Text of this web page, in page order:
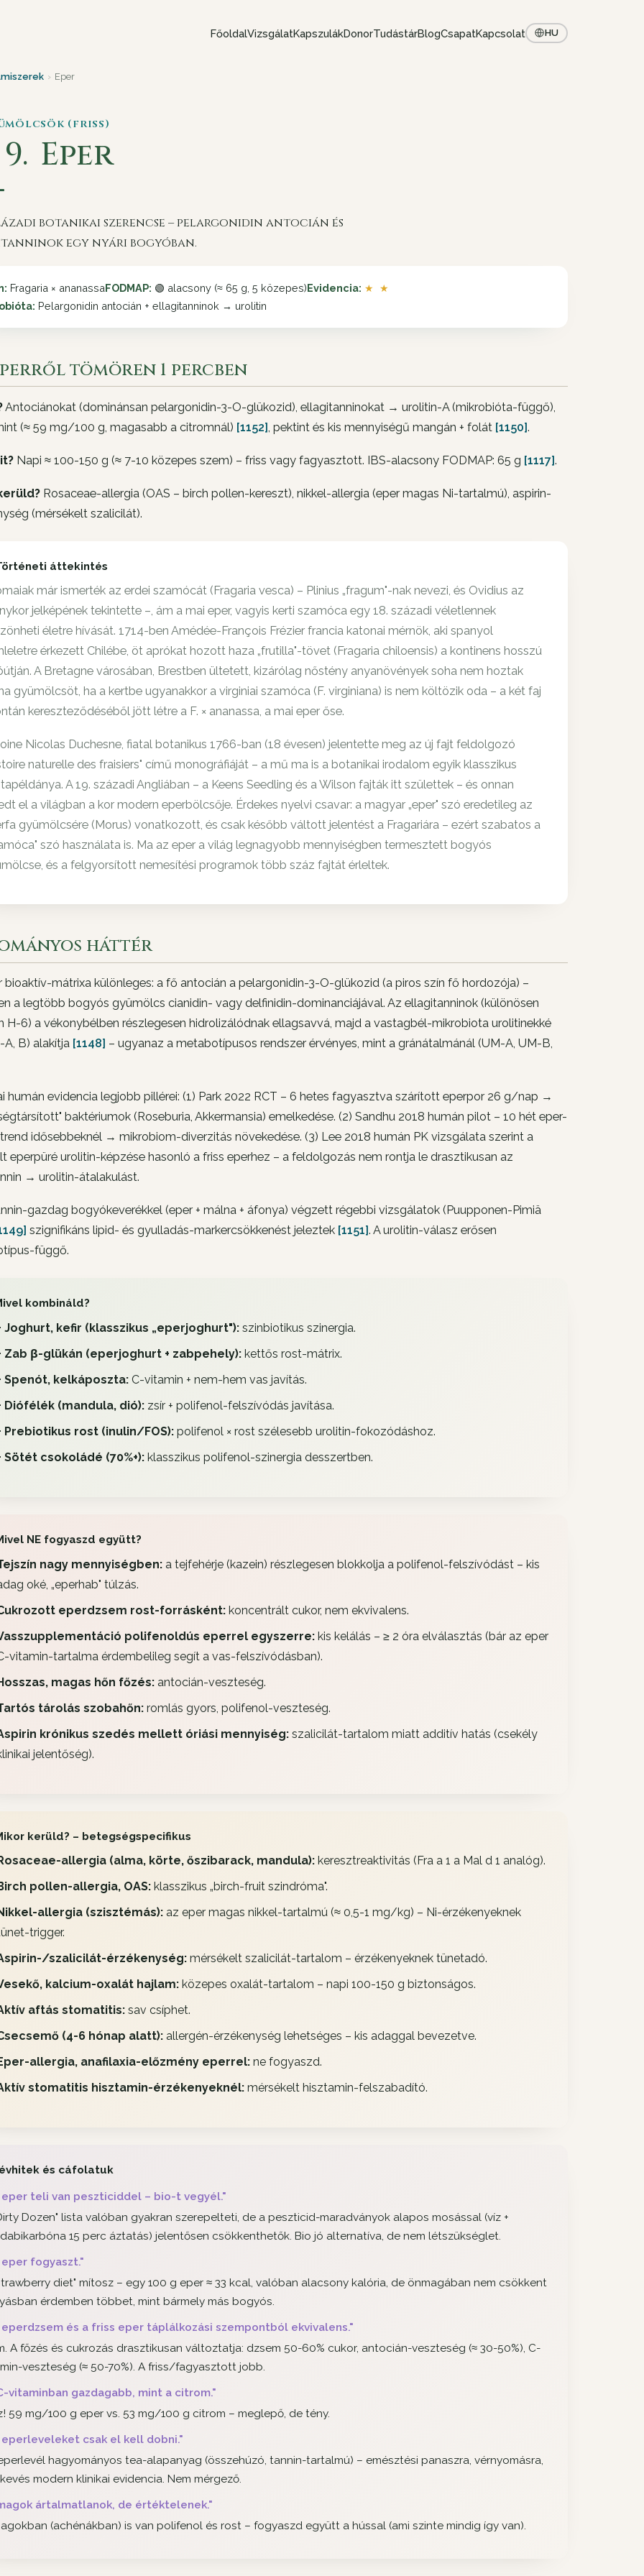
FőoldalVizsgálatKapszulákDonorTudástárBlogCsapatKapcsolat HU
› Eper
(friss)
Eper
botanikai szerencse – pelargonidin antocián és
egy nyári bogyóban.
Fragaria × ananassaFODMAP: 🟢 alacsony (≈ 65 g, 5 közepes)Evidencia: ★ ★
Pelargonidin antocián + ellagitanninok → urolitin
tömören 1 percben
Antociánokat (dominánsan pelargonidin-3-O-glükozid), ellagitanninokat → urolitin-A (mikrobióta-függő),
(≈ 59 mg/100 g, magasabb a citromnál) [1152] , pektint és kis mennyiségű mangán + folát [1150].
Napi ≈ 100-150 g (≈ 7-10 közepes szem) – friss vagy fagyasztott. IBS-alacsony FODMAP: 65 g [1117].
Rosaceae-allergia (OAS – birch pollen-kereszt), nikkel-allergia (eper magas Ni-tartalmú), aspirin-
(mérsékelt szalicilát).
áttekintés
már ismerték az erdei szamócát (Fragaria vesca) – Plinius „fragum"-nak nevezi, és Ovidius az
jelképének tekintette –, ám a mai eper, vagyis kerti szamóca egy 18. századi véletlennek
életre hívását. 1714-ben Amédée-François Frézier francia katonai mérnök, aki spanyol
érkezett Chilébe, öt aprókat hozott haza „frutilla"-tövet (Fragaria chiloensis) a kontinens hosszú
A Bretagne városában, Brestben ültetett, kizárólag nőstény anyanövények soha nem hoztak
gyümölcsöt, ha a kertbe ugyanakkor a virginiai szamóca (F. virginiana) is nem költözik oda – a két faj
kereszteződéséből jött létre a F. × ananassa, a mai eper őse.
Nicolas Duchesne, fiatal botanikus 1766-ban (18 évesen) jelentette meg az új fajt feldolgozó
naturelle des fraisiers" című monográfiáját – a mű ma is a botanikai irodalom egyik klasszikus
A 19. századi Angliában – a Keens Seedling és a Wilson fajták itt születtek – és onnan
el a világban a kor modern eperbölcsője. Érdekes nyelvi csavar: a magyar „eper" szó eredetileg az
gyümölcsére (Morus) vonatkozott, és csak később váltott jelentést a Fragariára – ezért szabatos a
szó használata is. Ma az eper a világ legnagyobb mennyiségben termesztett bogyós
és a felgyorsított nemesítési programok több száz fajtát érleltek.
háttér
bioaktív-mátrixa különleges: a fő antocián a pelargonidin-3-O-glükozid (a piros szín fő hordozója) –
a legtöbb bogyós gyümölcs cianidin- vagy delfinidin-dominanciájával. Az ellagitanninok (különösen
H-6) a vékonybélben részlegesen hidrolizálódnak ellagsavvá, majd a vastagbél-mikrobiota urolitinekké
A, B) alakítja [1148] – ugyanaz a metabotípusos rendszer érvényes, mint a gránátalmánál (UM-A, UM-B,
humán evidencia legjobb pillérei: (1) Park 2022 RCT – 6 hetes fagyasztva szárított eperpor 26 g/nap →
baktériumok (Roseburia, Akkermansia) emelkedése. (2) Sandhu 2018 humán pilot – 10 hét eper-
idősebbeknél → mikrobiom-diverzitás növekedése. (3) Lee 2018 humán PK vizsgálata szerint a
eperpüré urolitin-képzése hasonló a friss eperhez – a feldolgozás nem rontja le drasztikusan az
→ urolitin-átalakulást.
gazdag bogyókeverékkel (eper + málna + áfonya) végzett régebbi vizsgálatok (Puupponen-Pimiä
szignifikáns lipid- és gyulladás-markercsökkenést jeleztek [1151]. A urolitin-válasz erősen
függő.
kombináld?
Joghurt, kefir (klasszikus „eperjoghurt"):szinbiotikus szinergia.
Zab β-glükán (eperjoghurt + zabpehely):kettős rost-mátrix.
Spenót, kelkáposzta:C-vitamin + nem-hem vas javítás.
Diófélék (mandula, dió):zsír + polifenol-felszívódás javítása.
Prebiotikus rost (inulin/FOS):polifenol × rost szélesebb urolitin-fokozódáshoz.
Sötét csokoládé (70%+):klasszikus polifenol-szinergia desszertben.
NE fogyaszd együtt?
nagy mennyiségben:a tejfehérje (kazein) részlegesen blokkolja a polifenol-felszívódást – kis
oké, „eperhab" túlzás.
eperdzsem rost-forrásként:koncentrált cukor, nem ekvivalens.
polifenoldús eperrel egyszerre:kis kelálás – ≥ 2 óra elválasztás (bár az eper
vitamin-tartalma érdembelileg segít a vas-felszívódásban).
magas hőn főzés:antocián-veszteség.
tárolás szobahőn:romlás gyors, polifenol-veszteség.
krónikus szedés mellett óriási mennyiség:szalicilát-tartalom miatt additív hatás (csekély
jelentőség).
kerüld? – betegségspecifikus
allergia (alma, körte, őszibarack, mandula):keresztreaktivitás (Fra a 1 a Mal d 1 analóg).
pollen-allergia, OAS:klasszikus „birch-fruit szindróma".
allergia (szisztémás):az eper magas nikkel-tartalmú (≈ 0,5-1 mg/kg) – Ni-érzékenyeknek
trigger.
szalicilát-érzékenység:mérsékelt szalicilát-tartalom – érzékenyeknek tünetadó.
kalcium-oxalát hajlam:közepes oxalát-tartalom – napi 100-150 g biztonságos.
aftás stomatitis:sav csíphet.
(4-6 hónap alatt):allergén-érzékenység lehetséges – kis adaggal bevezetve.
allergia, anafilaxia-előzmény eperrel:ne fogyaszd.
stomatitis hisztamin-érzékenyeknél:mérsékelt hisztamin-felszabadító.
és cáfolatuk
eper teli van peszticiddel – bio-t vegyél."
Dozen" lista valóban gyakran szerepelteti, de a peszticid-maradványok alapos mosással (víz +
15 perc áztatás) jelentősen csökkenthetők. Bio jó alternatíva, de nem létszükséglet.
eper fogyaszt."
diet" mítosz – egy 100 g eper ≈ 33 kcal, valóban alacsony kalória, de önmagában nem csökkent
érdemben többet, mint bármely más bogyós.
eperdzsem és a friss eper táplálkozási szempontból ekvivalens."
A főzés és cukrozás drasztikusan változtatja: dzsem 50-60% cukor, antocián-veszteség (≈ 30-50%), C-
veszteség (≈ 50-70%). A friss/fagyasztott jobb.
vitaminban gazdagabb, mint a citrom."
59 mg/100 g eper vs. 53 mg/100 g citrom – meglepő, de tény.
eperleveleket csak el kell dobni."
hagyományos tea-alapanyag (összehúzó, tannin-tartalmú) – emésztési panaszra, vérnyomásra,
modern klinikai evidencia. Nem mérgező.
ártalmatlanok, de értéktelenek."
(achénákban) is van polifenol és rost – fogyaszd együtt a hússal (ami szinte mindig így van).